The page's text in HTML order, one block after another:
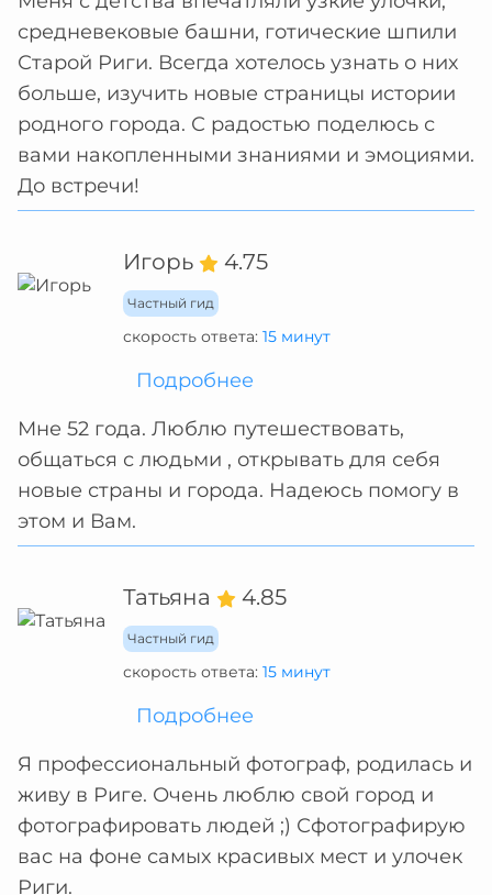
средневековые башни, готические шпили
Старой Риги. Всегда хотелось узнать о них
больше, изучить новые страницы истории
родного города. С радостью поделюсь с
вами накопленными знаниями и эмоциями.
До встречи!
Игорь 4.75
Частный гид
скорость ответа: 15 минут
Подробнее
Мне 52 года. Люблю путешествовать,
общаться с людьми , открывать для себя
новые страны и города. Надеюсь помогу в
этом и Вам.
Татьяна 4.85
Частный гид
скорость ответа: 15 минут
Подробнее
Я профессиональный фотограф, родилась и
живу в Риге. Очень люблю свой город и
фотографировать людей ;) Сфотографирую
вас на фоне самых красивых мест и улочек
Риги.